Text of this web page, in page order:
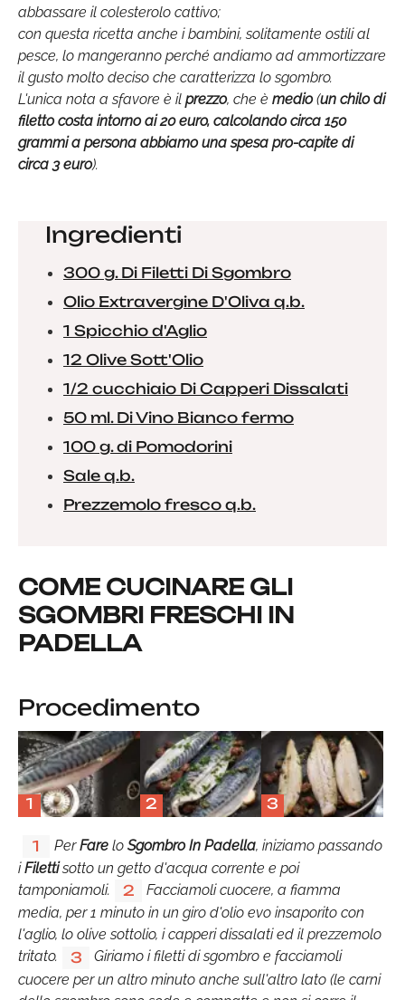
abbassare il colesterolo cattivo;
con questa ricetta anche i bambini, solitamente ostili al
pesce, lo mangeranno perché andiamo ad ammortizzare
il gusto molto deciso che caratterizza lo sgombro.
L'unica nota a sfavore è il prezzo, che è medio(un chilo di
filetto costa intorno ai 20 euro, calcolando circa 150
grammi a persona abbiamo una spesa pro-capite di
circa 3 euro).
Ingredienti
300 g. Di Filetti Di Sgombro
Olio Extravergine D'Oliva q.b.
1 Spicchio d'Aglio
12 Olive Sott'Olio
1/2 cucchiaio Di Capperi Dissalati
50 ml. Di Vino Bianco fermo
100 g. di Pomodorini
Sale q.b.
Prezzemolo fresco q.b.
COME CUCINARE GLI
SGOMBRI FRESCHI IN
PADELLA
Procedimento
1 2 3
1 PerFare lo Sgombro In Padella, iniziamo passando
iFilettisotto un getto d'acqua corrente e poi
tamponiamoli.
2
Facciamoli cuocere, a fiamma
media, per 1 minuto in un giro d'olio evo insaporito con
l'aglio, lo olive sottolio, i capperi dissalati ed il prezzemolo
tritato.
3
Giriamo i filetti di sgombro e facciamoli
cuocere per un altro minuto anche sull'altro lato (le carni